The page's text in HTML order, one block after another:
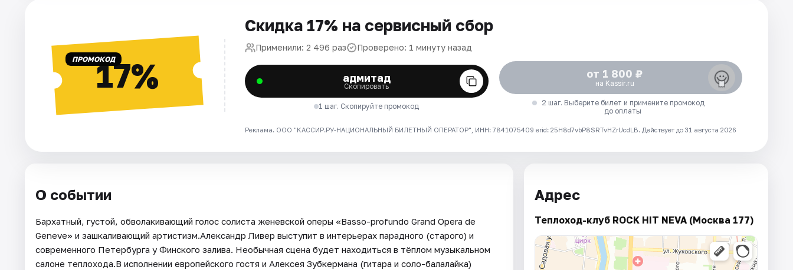
ПРОМОКОД17%
Скидка 17% на сервисный сбор
Применили: 2 496 раз Проверено: 1 минуту назад
адмитад
Скопировать
1 шаг. Скопируйте промокод
от 1 800 ₽
на Kassir.ru
2 шаг. Выберите билет и примените промокод
до оплаты
Реклама. ООО "КАССИР.РУ-НАЦИОНАЛЬНЫЙ БИЛЕТНЫЙ ОПЕРАТОР", ИНН: 7841075409 erid: 25H8d7vbP8SRTvHZrUcdLB. Действует до 31 августа 2026
О событии
Бархатный, густой, обволакивающий голос солиста женевской оперы «Basso-profundo Grand Opera de
Geneve» и зашкаливающий артистизм.Александр Ливер выступит в интерьерах парадного (старого) и
современного Петербурга у Финского залива. Необычная сцена будет находиться в тёплом музыкальном
салоне теплохода.В исполнении европейского гостя и Алексея Зубкермана (гитара и соло-балалайка)
Адрес
Теплоход-клуб ROCK HIT NEVA (Москва 177)